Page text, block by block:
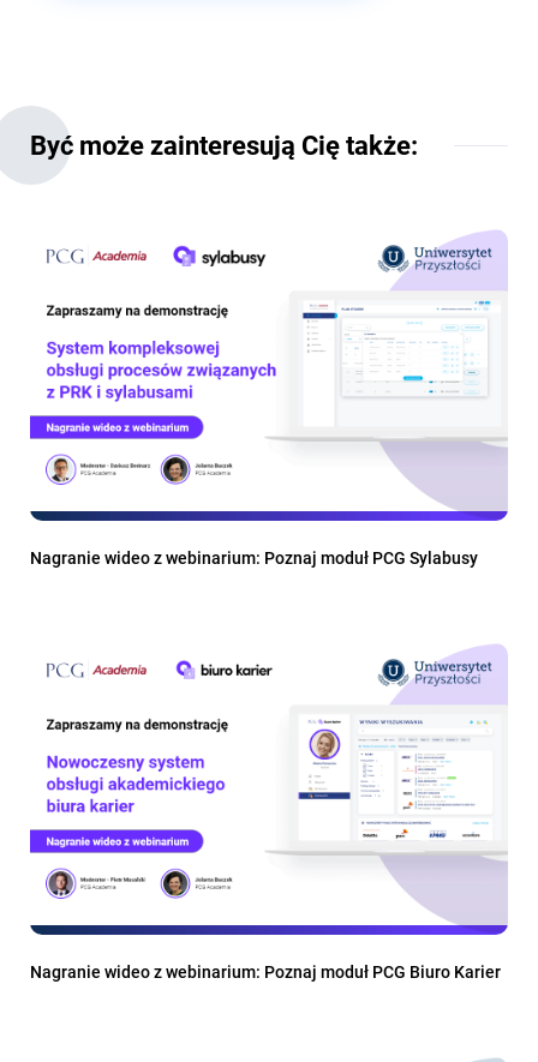
Być może zainteresują Cię także:
Nagranie wideo z webinarium: Poznaj moduł PCG Sylabusy
Nagranie wideo z webinarium: Poznaj moduł PCG Biuro Karier